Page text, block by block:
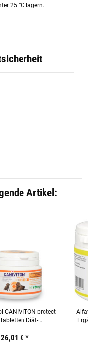
25 °C lagern.
Artikel:
CANIVITON protect
Diät-
und Katzen
26,01 € *